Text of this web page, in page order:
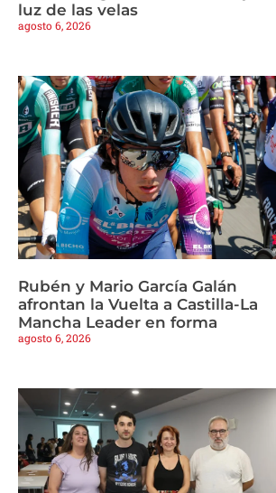
luz de las velas
agosto 6, 2026
Rubén y Mario García Galán
afrontan la Vuelta a Castilla-La
Mancha Leader en forma
agosto 6, 2026